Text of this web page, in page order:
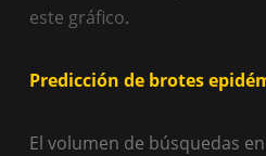
este gráfico.
Predicción de brotes
El volumen de búsquedas